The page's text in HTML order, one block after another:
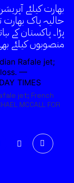
بھارت کیلئے
حالیہ پاک بھارت
پڑا۔ پاکستان کے
منصوبوں کیلئے
jet; French
MCCALL FOR